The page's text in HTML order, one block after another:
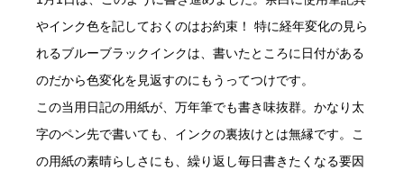
やインク色を記しておくのはお約束！ 特に経年変化の見ら
れるブルーブラックインクは、書いたところに日付がある
のだから色変化を見返すのにもうってつけです。
この当用日記の用紙が、万年筆でも書き味抜群。かなり太
字のペン先で書いても、インクの裏抜けとは無縁です。こ
の用紙の素晴らしさにも、繰り返し毎日書きたくなる要因